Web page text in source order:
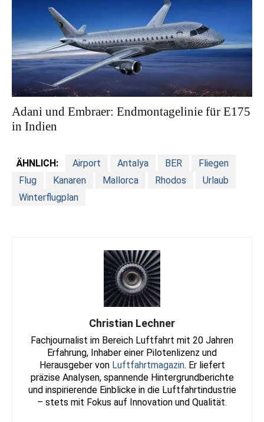
Adani und Embraer: Endmontagelinie für E175
in Indien
ÄHNLICH: Airport Antalya BER
Fliegen
Flug
Kanaren Mallorca Rhodos
Urlaub
Winterflugplan
Christian Lechner
Fachjournalist im Bereich Luftfahrt mit 20 Jahren
Erfahrung, Inhaber einer Pilotenlizenz und
Herausgeber von Luftfahrtmagazin. Er liefert
präzise Analysen, spannende Hintergrundberichte
und inspirierende Einblicke in die Luftfahrtindustrie
– stets mit Fokus auf Innovation und Qualität.